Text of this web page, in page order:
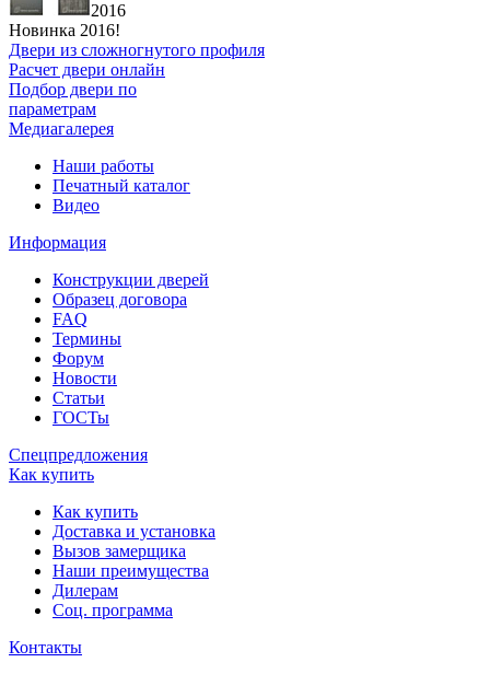
2016
Новинка 2016!
Двери из сложногнутого профиля
Расчет двери онлайн
Подбор двери по
параметрам
Медиагалерея
Наши работы
Печатный каталог
Видео
Информация
Конструкции дверей
Образец договора
FAQ
Термины
Форум
Новости
Статьи
ГОСТы
Спецпредложения
Как купить
Как купить
Доставка и установка
Вызов замерщика
Наши преимущества
Дилерам
Соц. программа
Контакты